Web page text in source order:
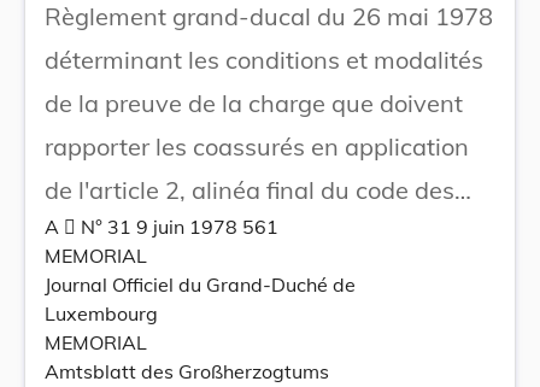
Règlement grand-ducal du 26 mai 1978
déterminant les conditions et modalités
de la preuve de la charge que doivent
rapporter les coassurés en application
de l'article 2, alinéa final du code des
assurances sociales.
A  N° 31 9 juin 1978 561
MEMORIAL
Journal Officiel du Grand-Duché de
Luxembourg
MEMORIAL
Amtsblatt des Großherzogtums